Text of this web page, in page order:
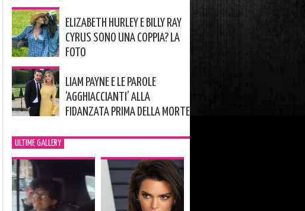
ELIZABETH HURLEY E BILLY RAY
CYRUS SONO UNA COPPIA? LA
FOTO
LIAM PAYNE E LE PAROLE
‘AGGHIACCIANTI’ ALLA
FIDANZATA PRIMA DELLA MORTE
ULTIME GALLERY